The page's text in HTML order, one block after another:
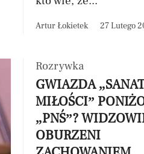
Artur Łokietek 27 Lutego
Rozrywka
GWIAZDA
MIŁOŚCI”
„PNŚ”?
OBURZENI